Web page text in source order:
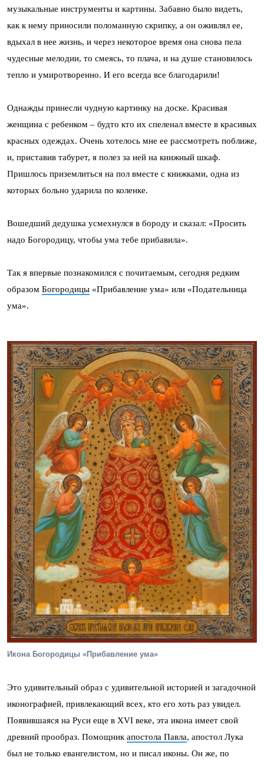
музыкальные инструменты и картины. Забавно было видеть,
как к нему приносили поломанную скрипку, а он оживлял ее,
вдыхал в нее жизнь, и через некоторое время она снова пела
чудесные мелодии, то смеясь, то плача, и на душе становилось
тепло и умиротворенно. И его всегда все благодарили!
Однажды принесли чудную картинку на доске. Красивая
женщина с ребенком – будто кто их спеленал вместе в красивых
красных одеждах. Очень хотелось мне ее рассмотреть поближе,
и, приставив табурет, я полез за ней на книжный шкаф.
Пришлось приземлиться на пол вместе с книжками, одна из
которых больно ударила по коленке.
Вошедший дедушка усмехнулся в бороду и сказал: «Просить
надо Богородицу, чтобы ума тебе прибавила».
Так я впервые познакомился с почитаемым, сегодня редким
образом Богородицы «Прибавление ума» или «Подательница
ума».
Икона Богородицы «Прибавление ума»
Это удивительный образ с удивительной историей и загадочной
иконографией, привлекающий всех, кто его хоть раз увидел.
Появившаяся на Руси еще в XVI веке, эта икона имеет свой
древний прообраз. Помощник апостола Павла, апостол Лука
был не только евангелистом, но и писал иконы. Он же, по